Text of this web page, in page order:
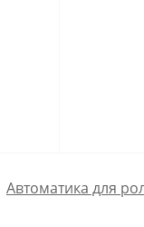
Автоматика для